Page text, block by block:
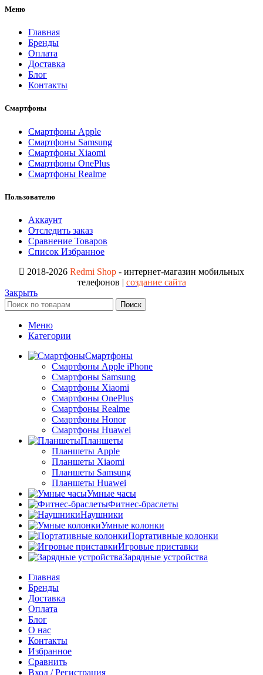
Меню
Главная
Бренды
Оплата
Доставка
Блог
Контакты
Смартфоны
Смартфоны Apple
Смартфоны Samsung
Смартфоны Xiaomi
Смартфоны OnePlus
Смартфоны Realme
Пользователю
Аккаунт
Отследить заказ
Сравнение Товаров
Список Избранное
2018-2026 Redmi Shop - интернет-магазин мобильных
телефонов | создание сайта
Закрыть
Поиск
Меню
Категории
Смартфоны
Смартфоны Apple iPhone
Смартфоны Samsung
Смартфоны Xiaomi
Смартфоны OnePlus
Смартфоны Realme
Смартфоны Honor
Смартфоны Huawei
Планшеты
Планшеты Apple
Планшеты Xiaomi
Планшеты Samsung
Планшеты Huawei
Умные часы
Фитнес-браслеты
Наушники
Умные колонки
Портативные колонки
Игровые приставки
Зарядные устройства
Главная
Бренды
Доставка
Оплата
Блог
О нас
Контакты
Избранное
Сравнить
Вход / Регистрация